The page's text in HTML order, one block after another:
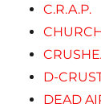
C.R.A.P.
D-
DEAD